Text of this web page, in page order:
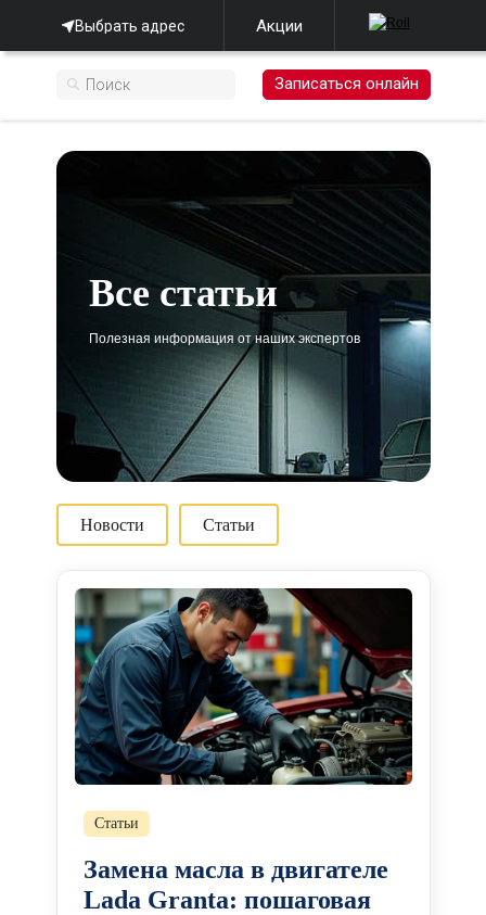
Выбрать адрес Акции
Записаться онлайн
Все статьи
Полезная информация от наших экспертов
Новости Статьи
Статьи
Замена масла в двигателе
Lada Granta: пошаговая